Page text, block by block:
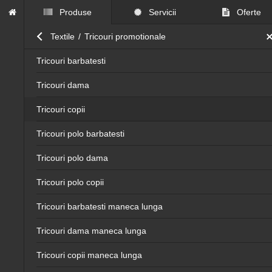
Produse Servicii Oferte
Close submenu
Textile / Tricouri promotionale
Tricouri barbatesti
Tricouri dama
Tricouri copii
Tricouri polo barbatesti
Tricouri polo dama
Tricouri polo copii
Tricouri barbatesti maneca lunga
Tricouri dama maneca lunga
Tricouri copii maneca lunga